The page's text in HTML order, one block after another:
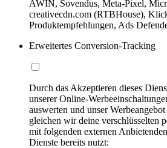
AWIN, Sovendus, Meta-Pixel,
creativecdn.com (RTBHouse),
Produktempfehlungen, Ads
Erweitertes Conversion-Tracking
Durch das Akzeptieren dieses
unserer Online-
auswerten und unser
gleichen wir deine verschlüsselten
mit folgenden externen
Dienste bereits nutzt: